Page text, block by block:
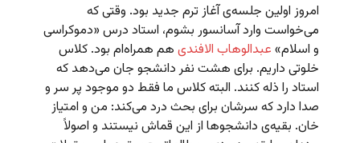
امروز اولین جلسه‌ی آغاز ترم جدید بود. وقتی که
می‌خواست وارد آسانسور بشوم، استاد درس «دموکراسی
و اسلام» عبدالوهاب الافندی هم همراه‌ام بود. کلاس
خلوتی داریم. برای هشت نفر دانشجو جان می‌دهد که
استاد را ذله کنند. البته کلاس ما فقط دو موجود پر سر و
صدا دارد که سرشان برای بحث درد می‌کند: من و امتیاز
خان. بقیه‌ی دانشجوها از این قماش نیستند و اصولاً